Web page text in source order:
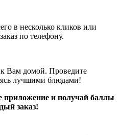
в несколько кликов или
по телефону.
к Вам домой. Проведите
лучшими блюдами!
приложение и получай баллы
заказ!